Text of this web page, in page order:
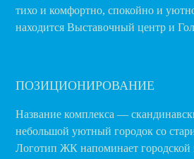
тихо и комфортно, спокойно и
находится Выставочный центр и
ПОЗИЦИОНИРОВАНИЕ
Название комплекса —
небольшой уютный городок со
Логотип ЖК напоминает городской